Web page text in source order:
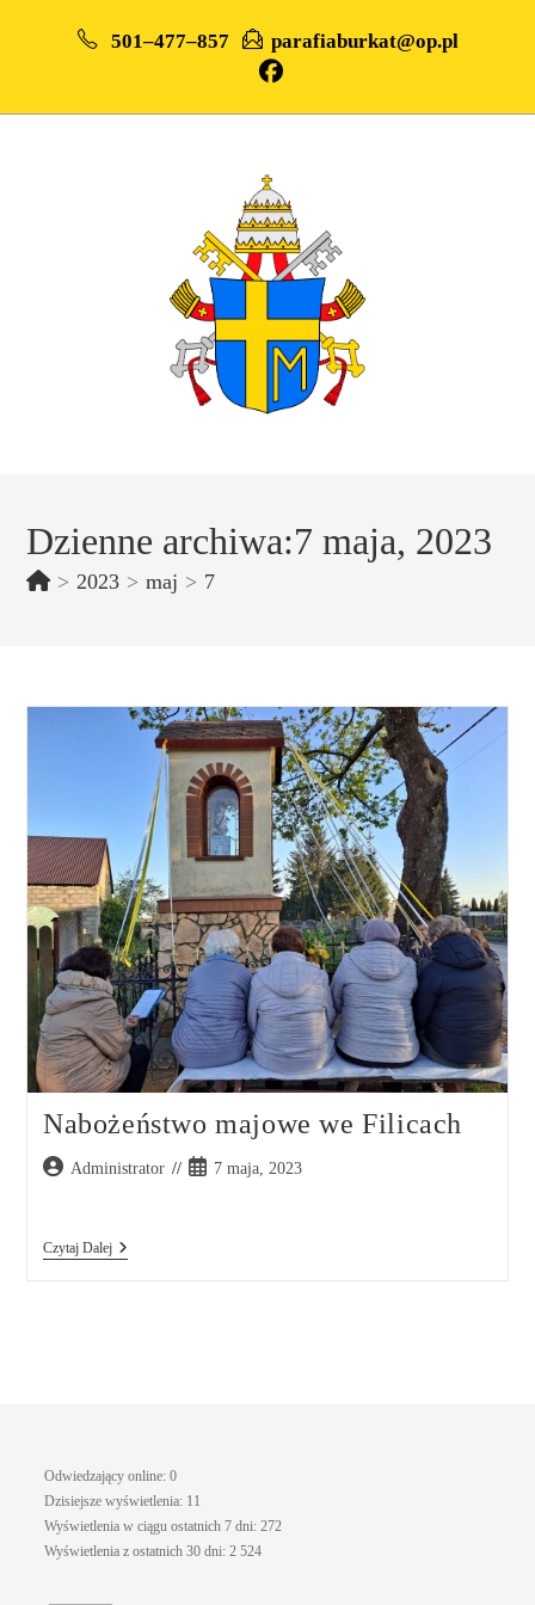
501–477–857 parafiaburkat@op.pl
Dzienne archiwa:7 maja, 2023
> 2023 > maj > 7
Nabożeństwo majowe we Filicach
Administrator 7 maja, 2023
Czytaj Dalej
Odwiedzający online:0
Dzisiejsze wyświetlenia: 11
Wyświetlenia w ciągu ostatnich 7 dni:272
Wyświetlenia z ostatnich 30 dni:2 524